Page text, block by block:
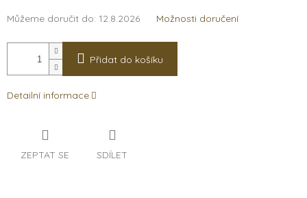
Můžeme doručit do: 12.8.2026 Možnosti doručení
Přidat do košíku
Detailní informace
ZEPTAT SE SDÍLET